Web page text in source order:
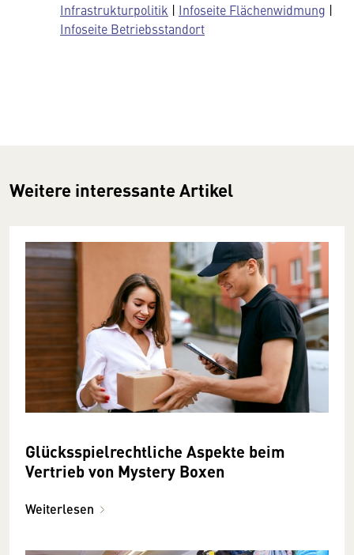
Infrastrukturpolitik | Infoseite Flächenwidmung |
Infoseite Betriebsstandort
Weitere interessante Artikel
Glücksspielrechtliche Aspekte beim
Vertrieb von Mystery Boxen
Weiterlesen